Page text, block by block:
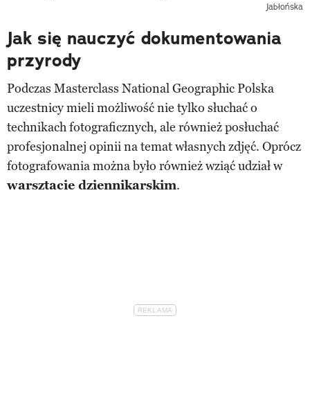
Jabłońska
Jak się nauczyć dokumentowania
przyrody
Podczas Masterclass National Geographic Polska
uczestnicy mieli możliwość nie tylko słuchać o
technikach fotograficznych, ale również posłuchać
profesjonalnej opinii na temat własnych zdjęć. Oprócz
fotografowania można było również wziąć udział w
warsztacie dziennikarskim.